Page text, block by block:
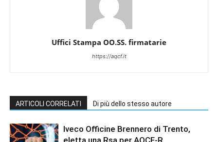
Uffici Stampa OO.SS. firmatarie
https://aqcf.it
ARTICOLI CORRELATI Di più dello stesso autore
Iveco Officine Brennero di Trento,
eletta una Rsa per AQCF-R